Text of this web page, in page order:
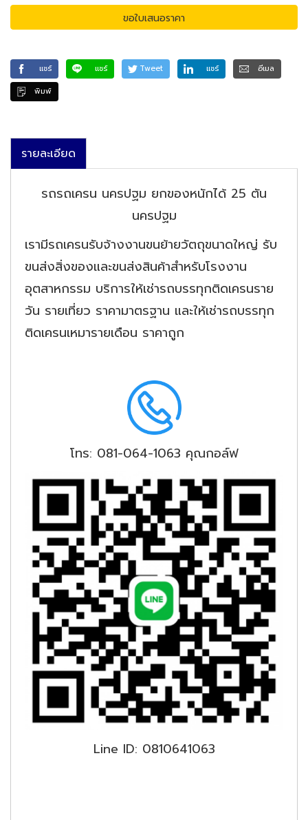
ขอใบเสนอราคา
แชร์ แชร์ Tweet แชร์
อีเมล
พิมพ์
รายละเอียด
รถรถเครน นครปฐม ยกของหนักได้ 25 ตัน
นครปฐม
เรามีรถเครนรับจ้างงานขนย้ายวัตถุขนาดใหญ่ รับ
ขนส่งสิ่งของและขนส่งสินค้าสำหรับโรงงาน
อุตสาหกรรม บริการให้เช่ารถบรรทุกติดเครนราย
วัน รายเที่ยว ราคามาตรฐาน และให้เช่ารถบรรทุก
ติดเครนเหมารายเดือน ราคาถูก
โทร: 081-064-1063 คุณกอล์ฟ
Line ID: 0810641063